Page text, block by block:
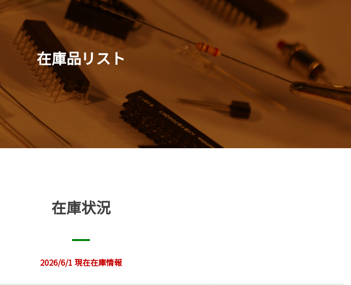
在庫品リスト
在庫状況
2026/6/1 現在在庫情報